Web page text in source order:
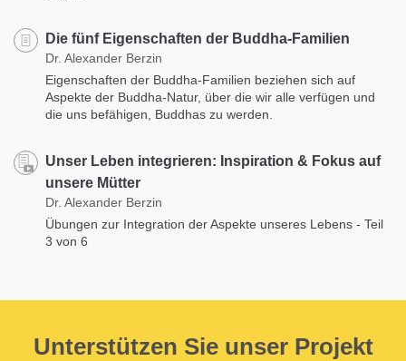
Die fünf Eigenschaften der Buddha-Familien
Dr. Alexander Berzin
Eigenschaften der Buddha-Familien beziehen sich auf
Aspekte der Buddha-Natur, über die wir alle verfügen und
die uns befähigen, Buddhas zu werden.
Unser Leben integrieren: Inspiration & Fokus auf
unsere Mütter
Dr. Alexander Berzin
Übungen zur Integration der Aspekte unseres Lebens - Teil
3 von 6
Unterstützen Sie unser Projekt